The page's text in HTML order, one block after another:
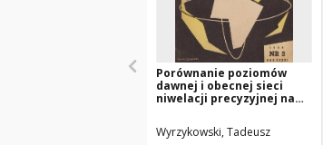
Porównanie poziomów
dawnej i obecnej sieci
niwelacji precyzyjnej na
obszarach Polski
Wyrzykowski, Tadeusz